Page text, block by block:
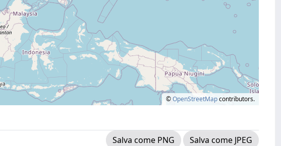
©OpenStreetMapcontributors.
Salva come PNG
Salva come JPEG